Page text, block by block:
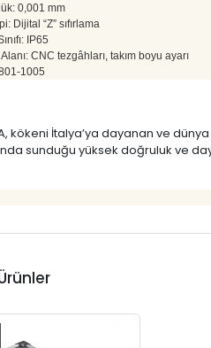
0,001 mm
Dijital “Z” sıfırlama
IP65
CNC tezgâhları, takım boyu ayarı
1005
kökeni İtalya’ya dayanan ve
sunduğu yüksek doğruluk ve